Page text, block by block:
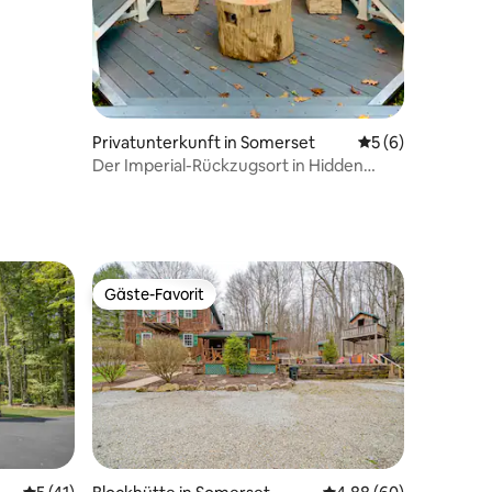
Privatunterkunft in Somerset
5 (6)
Der Imperial-Rückzugsort in Hidden
Gäste-Favorit
Gäste-Favorit